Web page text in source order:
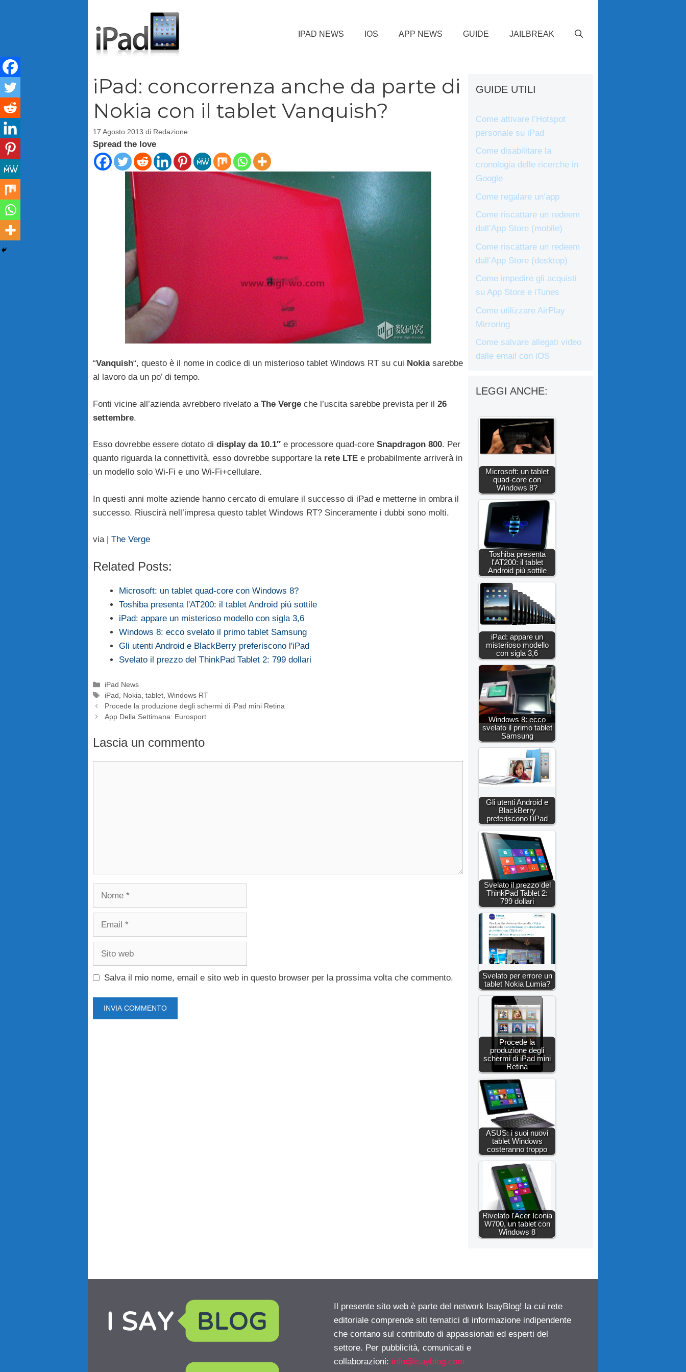
IPAD NEWS IOS APP NEWS GUIDE JAILBREAK
iPad: concorrenza anche da parte di
Nokia con il tablet Vanquish?
17 Agosto 2013 di Redazione
Spread the love
“Vanquish“, questo è il nome in codice di un misterioso tablet Windows RT su cui Nokiasarebbe
al lavoro da un po’ di tempo.
Fonti vicine all’azienda avrebbero rivelato a The Verge che l’uscita sarebbe prevista per il 26
settembre.
Esso dovrebbe essere dotato di display da 10.1″ e processore quad-core Snapdragon 800. Per
quanto riguarda la connettività, esso dovrebbe supportare la rete LTE e probabilmente arriverà in
un modello solo Wi-Fi e uno Wi-Fi+cellulare.
In questi anni molte aziende hanno cercato di emulare il successo di iPad e metterne in ombra il
successo. Riuscirà nell’impresa questo tablet Windows RT? Sinceramente i dubbi sono molti.
via | The Verge
Related Posts:
Microsoft: un tablet quad-core con Windows 8?
Toshiba presenta l'AT200: il tablet Android più sottile
iPad: appare un misterioso modello con sigla 3,6
Windows 8: ecco svelato il primo tablet Samsung
Gli utenti Android e BlackBerry preferiscono l'iPad
Svelato il prezzo del ThinkPad Tablet 2: 799 dollari
Categorie
iPad News
Tag
iPad, Nokia,tablet,Windows RT
Procede la produzione degli schermi di iPad mini Retina
App Della Settimana: Eurosport
Lascia un commento
Nome
Email
Sito
Salva il mio nome, email e sito web in questo browser per la prossima volta che commento.
GUIDE UTILI
Come attivare l’Hotspot
personale su iPad
Come disabilitare la
cronologia delle ricerche in
Google
Come regalare un’app
Come riscattare un redeem
dall’App Store (mobile)
Come riscattare un redeem
dall’App Store (desktop)
Come impedire gli acquisti
su App Store e iTunes
Come utilizzare AirPlay
Mirroring
Come salvare allegati video
dalle email con iOS
LEGGI ANCHE:
Microsoft: un tablet
quad-core con
Windows 8?
Toshiba presenta
l'AT200: il tablet
Android più sottile
iPad: appare un
misterioso modello
con sigla 3,6
Windows 8: ecco
svelato il primo tablet
Samsung
Gli utenti Android e
BlackBerry
preferiscono l'iPad
Svelato il prezzo del
ThinkPad Tablet 2:
799 dollari
Svelato per errore un
tablet Nokia Lumia?
Procede la
produzione degli
schermi di iPad mini
Retina
ASUS: i suoi nuovi
tablet Windows
costeranno troppo
Rivelato l'Acer Iconia
W700, un tablet con
Windows 8
Il presente sito web è parte del network IsayBlog! la cui rete
editoriale comprende siti tematici di informazione indipendente
che contano sul contributo di appassionati ed esperti del
settore. Per pubblicità, comunicati e
collaborazioni: info@isayblog.com